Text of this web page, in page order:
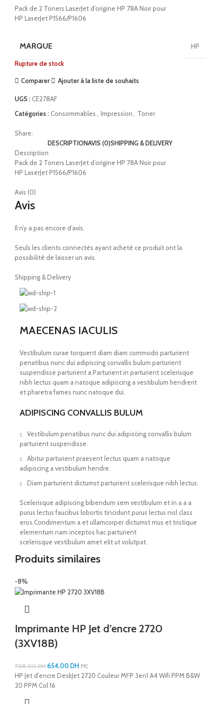
Pack de 2 Toners LaserJet d’origine HP 78A Noir pour
HP LaserJet P1566/P1606
MARQUE HP
Rupture de stock
Comparer Ajouter à la liste de souhaits
UGS : CE278AF
Catégories : Consommables, Impression, Toner
Share:
DESCRIPTIONAVIS (0)SHIPPING & DELIVERY
Description
Pack de 2 Toners LaserJet d’origine HP 78A Noir pour
HP LaserJet P1566/P1606
Avis (0)
Avis
Il n’y a pas encore d’avis.
Seuls les clients connectés ayant acheté ce produit ont la
possibilité de laisser un avis.
Shipping & Delivery
MAECENAS IACULIS
Vestibulum curae torquent diam diam commodo parturient
penatibus nunc dui adipiscing convallis bulum parturient
suspendisse parturient a.Parturient in parturient scelerisque
nibh lectus quam a natoque adipiscing a vestibulum hendrerit
et pharetra fames nunc natoque dui.
ADIPISCING CONVALLIS BULUM
Vestibulum penatibus nunc dui adipiscing convallis bulum
parturient suspendisse.
Abitur parturient praesent lectus quam a natoque
adipiscing a vestibulum hendre.
Diam parturient dictumst parturient scelerisque nibh lectus.
Scelerisque adipiscing bibendum sem vestibulum et in a a a
purus lectus faucibus lobortis tincidunt purus lectus nisl class
eros.Condimentum a et ullamcorper dictumst mus et tristique
elementum nam inceptos hac parturient
scelerisque vestibulum amet elit ut volutpat.
Produits similaires
-8%
Imprimante HP Jet d’encre 2720
(3XV18B)
708,00DH 654,00DH TTC
HP Jet d'encre DeskJet 2720 Couleur MFP 3en1 A4 Wifi PPM B&W
20 PPM Col 16